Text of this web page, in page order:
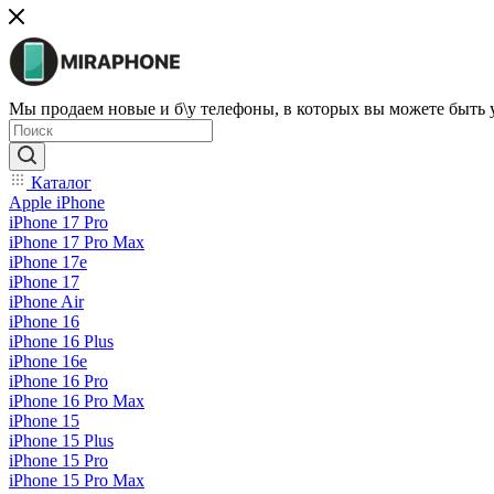
Мы продаем новые и б\у телефоны, в которых вы можете быть
Каталог
Apple iPhone
iPhone 17 Pro
iPhone 17 Pro Max
iPhone 17e
iPhone 17
iPhone Air
iPhone 16
iPhone 16 Plus
iPhone 16e
iPhone 16 Pro
iPhone 16 Pro Max
iPhone 15
iPhone 15 Plus
iPhone 15 Pro
iPhone 15 Pro Max